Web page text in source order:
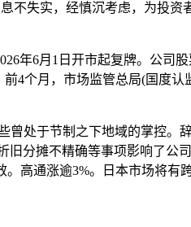
不失实，经慎沉考虑，为投资
年6月1日开市起复牌。公司股
4个月，市场监管总局(国度认
处于节制之下地域的掌控。辞
旧分摊不精确等事项影响了公
高通涨逾3%。日本市场将有